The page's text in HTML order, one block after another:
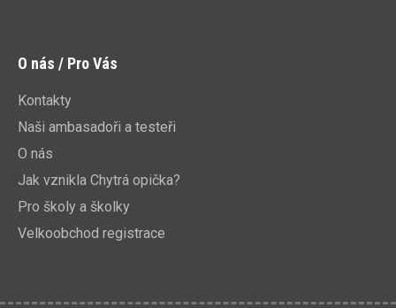
O nás / Pro Vás
Kontakty
Naši ambasadoři a testeři
O nás
Jak vznikla Chytrá opička?
Pro školy a školky
Velkoobchod registrace